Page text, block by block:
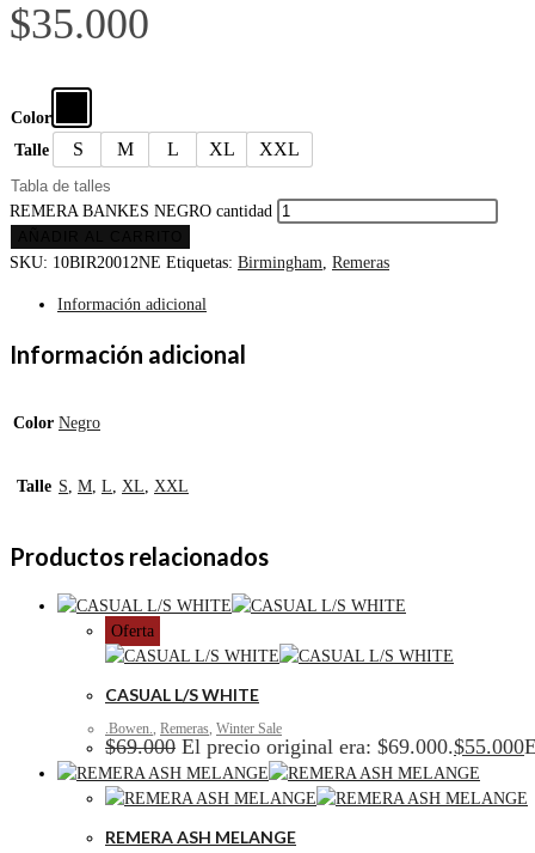
$35.000
Color
Talle
S M L XL XXL
Tabla de talles
REMERA BANKES NEGRO cantidad
SKU: 10BIR20012NE Etiquetas: Birmingham, Remeras
Información adicional
Información adicional
Color Negro
Talle S, M, L, XL, XXL
Productos relacionados
Oferta
CASUAL L/S WHITE
.Bowen. Remeras Winter Sale
$69.000 El precio original era: $69.000.$55.000
REMERA ASH MELANGE